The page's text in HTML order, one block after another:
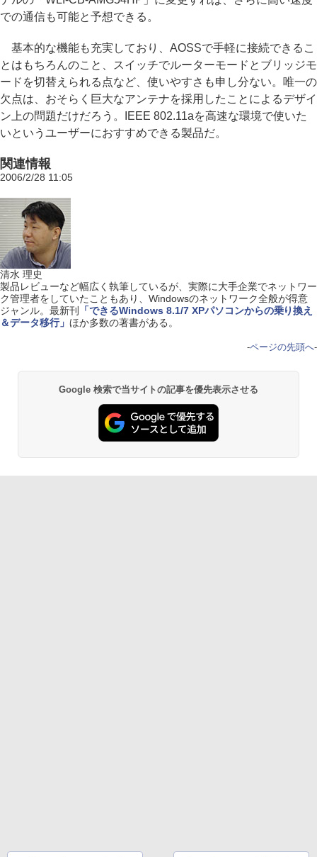
での通信も可能と予想できる。
基本的な機能も充実しており、AOSSで手軽に接続できるこ
とはもちろんのこと、スイッチでルーターモードとブリッジモ
ードを切替えられる点など、使いやすさも申し分ない。唯一の
欠点は、おそらく巨大なアンテナを採用したことによるデザイ
ン上の問題だけだろう。IEEE 802.11aを高速な環境で使いた
いというユーザーにおすすめできる製品だ。
関連情報
2006/2/28 11:05
清水 理史
製品レビューなど幅広く執筆しているが、実際に大手企業でネットワー
ク管理者をしていたこともあり、Windowsのネットワーク全般が得意
ジャンル。最新刊
「できるWindows 8.1/7 XPパソコンからの乗り換え
＆データ移行」 ほか多数の著書がある。
-ページの先頭へ-
Google 検索で当サイトの記事を優先表示させる